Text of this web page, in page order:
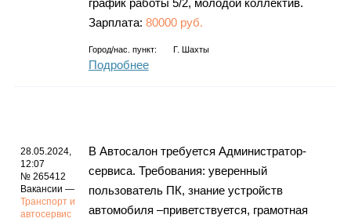
график работы 5/2, молодой коллектив.
Зарплата: 80000 руб.
Город/нас. пункт: Г. Шахты
Подробнее
28.05.2024,
12:07
№ 265412
Вакансии —
Транспорт и
автосервис
В Автосалон требуется Администратор-
сервиса. Требования: уверенный
пользователь ПК, знание устройств
автомобиля –приветствуется, грамотная